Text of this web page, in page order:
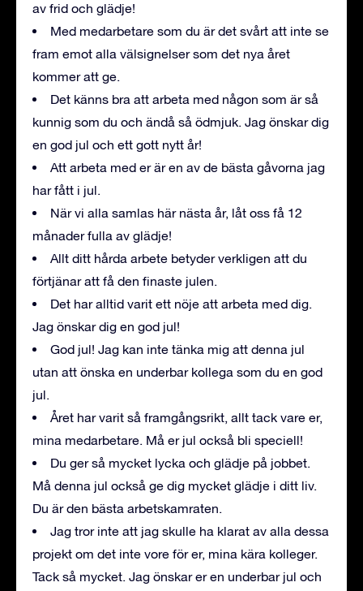
av frid och glädje!
Med medarbetare som du är det svårt att inte se
fram emot alla välsignelser som det nya året
kommer att ge.
Det känns bra att arbeta med någon som är så
kunnig som du och ändå så ödmjuk. Jag önskar dig
en god jul och ett gott nytt år!
Att arbeta med er är en av de bästa gåvorna jag
har fått i jul.
När vi alla samlas här nästa år, låt oss få 12
månader fulla av glädje!
Allt ditt hårda arbete betyder verkligen att du
förtjänar att få den finaste julen.
Det har alltid varit ett nöje att arbeta med dig.
Jag önskar dig en god jul!
God jul! Jag kan inte tänka mig att denna jul
utan att önska en underbar kollega som du en god
jul.
Året har varit så framgångsrikt, allt tack vare er,
mina medarbetare. Må er jul också bli speciell!
Du ger så mycket lycka och glädje på jobbet.
Må denna jul också ge dig mycket glädje i ditt liv.
Du är den bästa arbetskamraten.
Jag tror inte att jag skulle ha klarat av alla dessa
projekt om det inte vore för er, mina kära kolleger.
Tack så mycket. Jag önskar er en underbar jul och